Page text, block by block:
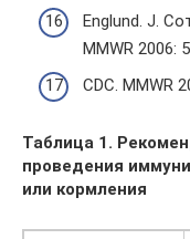
Englund. J.
MMWR 2006:
CDC. MMWR
Таблица 1.
проведения
или кормления